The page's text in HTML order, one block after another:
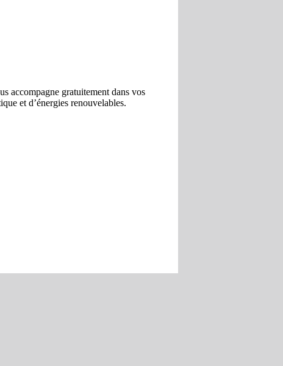
accompagne gratuitement dans vos
et d’énergies renouvelables.